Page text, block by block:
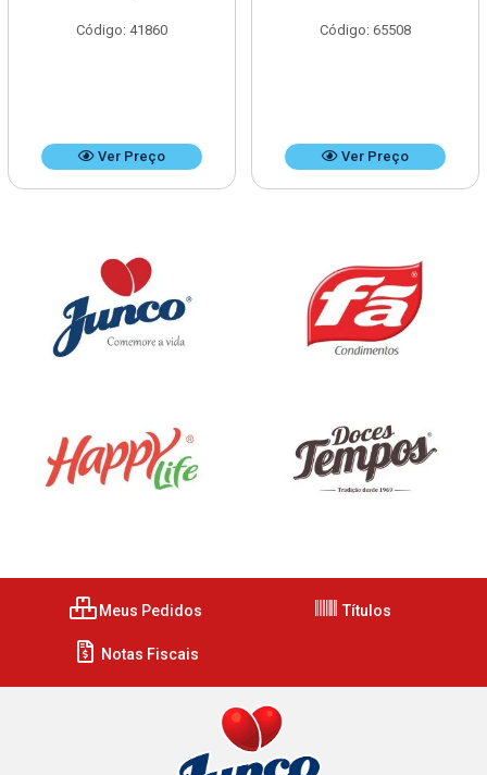
Código: 41860
Ver Preço
Código: 65508
Ver Preço
Meus Pedidos Títulos
Notas Fiscais